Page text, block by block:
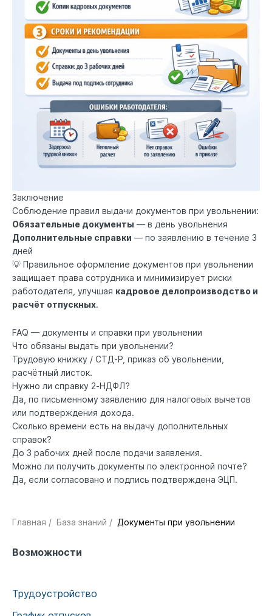
Заключение
Соблюдение правил выдачи документов при увольнении:
Обязательные документы — в день увольнения
Дополнительные справки — по заявлению в течение 3
дней
💡 Правильное оформление документов при увольнении
защищает права сотрудника и минимизирует риски
работодателя, улучшая кадровое делопроизводство и
расчёт отпускных.
FAQ — документы и справки при увольнении
Что обязаны выдать при увольнении?
Трудовую книжку / СТД‑Р, приказ об увольнении,
расчётный листок.
Нужно ли справку 2‑НДФЛ?
Да, по письменному заявлению для налоговых вычетов
или подтверждения дохода.
Сколько времени есть на выдачу дополнительных
справок?
До 3 рабочих дней после подачи заявления.
Можно ли получить документы по электронной почте?
Да, если согласовано и подпись подтверждена ЭЦП.
Главная / База знаний / Документы при увольнении
Возможности
Трудоустройство